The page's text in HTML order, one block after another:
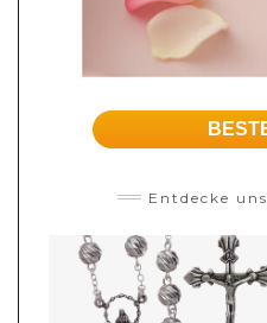
Entdecke